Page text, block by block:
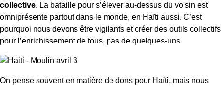
collective. La bataille pour s’élever au-dessus du voisin est
omniprésente partout dans le monde, en Haïti aussi. C’est
pourquoi nous devons être vigilants et créer des outils collectifs
pour l’enrichissement de tous, pas de quelques-uns.
On pense souvent en matière de dons pour Haïti, mais nous